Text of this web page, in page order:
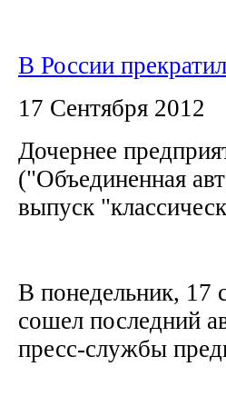
В России
17 Сентября 2012
Дочернее
("Объединенная
выпуск
В понедельник, 17
сошел последний
пресс-службы